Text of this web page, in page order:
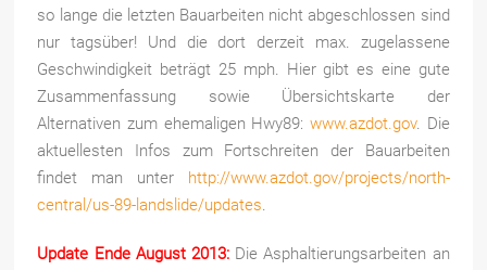
so lange die letzten Bauarbeiten nicht abgeschlossen sind
nur tagsüber! Und die dort derzeit max. zugelassene
Geschwindigkeit beträgt 25 mph. Hier gibt es eine gute
Zusammenfassung sowie Übersichtskarte der
Alternativen zum ehemaligen Hwy89: www.azdot.gov. Die
aktuellesten Infos zum Fortschreiten der Bauarbeiten
findet man unter http://www.azdot.gov/projects/north-
central/us-89-landslide/updates.
Update Ende August 2013: Die Asphaltierungsarbeiten an